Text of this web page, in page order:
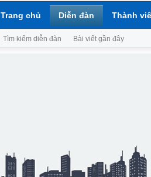
Trang chủ Diễn đàn
Tìm kiếm diễn đàn Bài viết gần đây
Thành